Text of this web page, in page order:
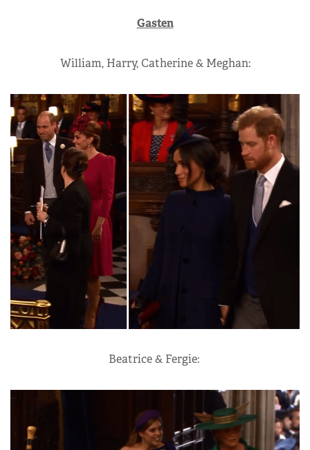
Gasten
William, Harry, Catherine & Meghan:
Beatrice & Fergie: